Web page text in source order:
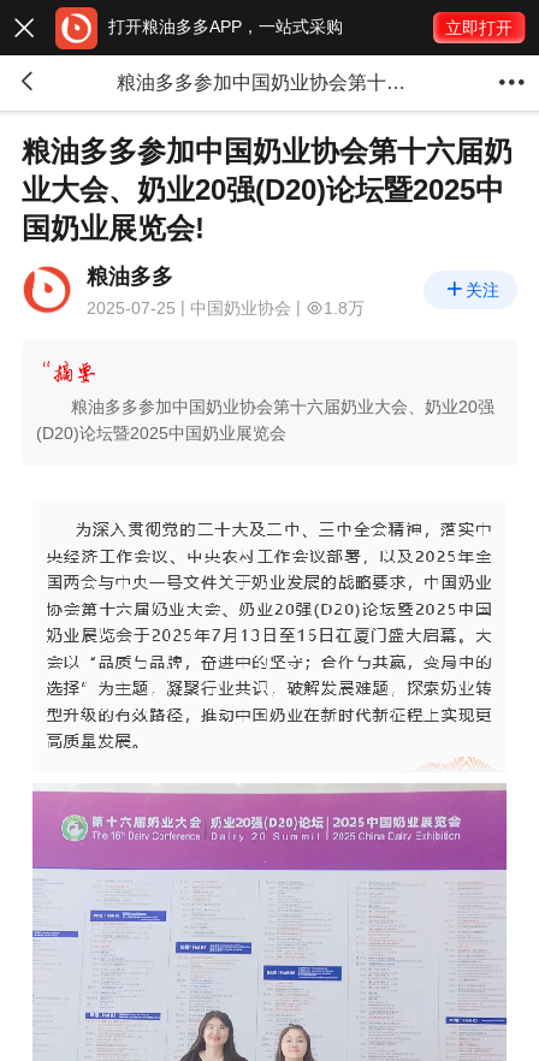
 打开粮油多多APP，一站式采购 立即打开
 粮油多多参加中国奶业协会第十六届奶业大会、奶业20强(D20)论坛暨2025中国奶业展览会! 
粮油多多参加中国奶业协会第十六届奶
业大会、奶业20强(D20)论坛暨2025中
国奶业展览会!
粮油多多
2025-07-25 中国奶业协会 1.8万
 关注
粮油多多参加中国奶业协会第十六届奶业大会、奶业20强
(D20)论坛暨2025中国奶业展览会